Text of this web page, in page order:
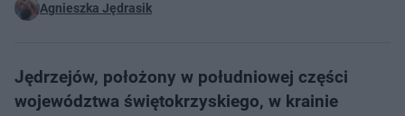
Agnieszka Jędrasik
Jędrzejów, położony w południowej części
województwa świętokrzyskiego, w krainie